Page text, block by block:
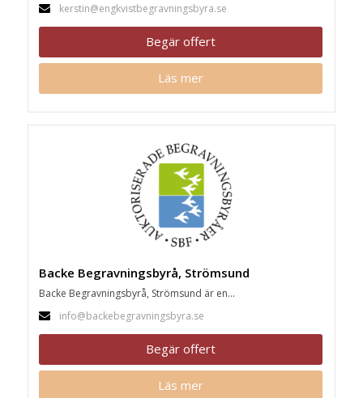
kerstin@engkvistbegravningsbyra.se
Begär offert
Läs mer
Backe Begravningsbyrå, Strömsund
Backe Begravningsbyrå, Strömsund är en...
info@backebegravningsbyra.se
Begär offert
Läs mer